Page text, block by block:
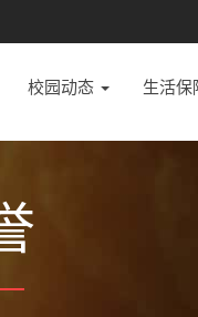
校园动态 生活保